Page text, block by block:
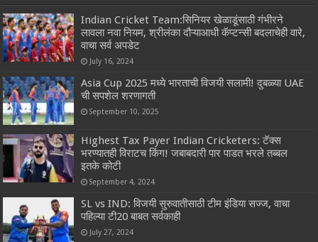
Indian Cricket Team:सिनियर खेळाडूंसाठी गंभीरने
लावला नवा नियम, श्रीलंका दौऱ्याआधी कॅप्टन्सी बदलाचेही वारे,
वाचा सर्व अपडेट
July 16, 2024
Asia Cup 2025 मध्ये भारताची विजयी सलामी! दुबळ्या UAE
ची सपशेल शरणागती
September 10, 2025
Highest Tax Payer Indian Cricketers: टॅक्स
भरण्यातही विराटच किंग! जबाबदारी पार पाडत भरले तब्बल
इतके कोटी
September 4, 2024
SL vs IND: विजयी सुरुवातीसाठी टीम इंडिया सज्ज, वाचा
पहिल्या टी20 बाबत सर्वकाही
July 27, 2024